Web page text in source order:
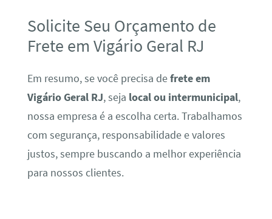
Solicite Seu Orçamento de
Frete em Vigário Geral RJ
Em resumo, se você precisa defrete em
Vigário Geral RJ, seja local ou intermunicipal,
nossa empresa é a escolha certa. Trabalhamos
com segurança, responsabilidade e valores
justos, sempre buscando a melhor experiência
para nossos clientes.